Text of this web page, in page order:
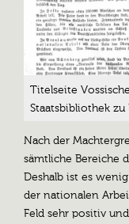
Titelseite
Staatsbibliothek
Nach der
sämtliche Bereiche
Deshalb ist es
der nationalen
Feld sehr positiv